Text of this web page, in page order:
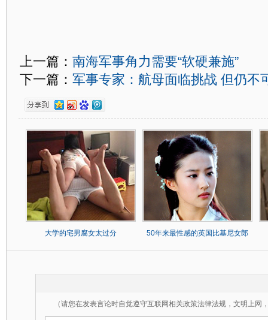
上一篇： 南海军事角力需要“软硬兼施”
下一篇： 军事专家：航母面临挑战 但仍不
大学的宅男腐女太过分 50年来最性感的英国比基尼女郎
（请您在发表言论时自觉遵守互联网相关政策法律法规，文明上网